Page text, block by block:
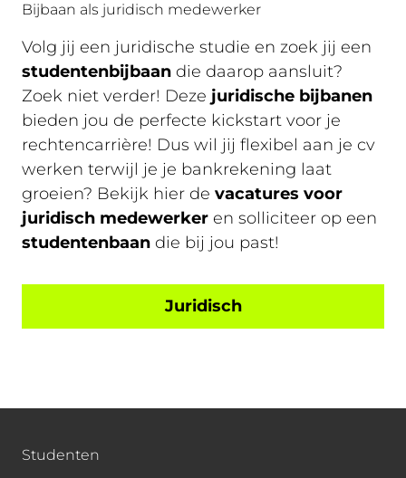
Bijbaan als juridisch medewerker
Volg jij een juridische studie en zoek jij een
studentenbijbaan die daarop aansluit?
Zoek niet verder! Deze juridische bijbanen
bieden jou de perfecte kickstart voor je
rechtencarrière! Dus wil jij flexibel aan je cv
werken terwijl je je bankrekening laat
groeien? Bekijk hier de vacatures voor
juridisch medewerker en solliciteer op een
studentenbaan die bij jou past!
Juridisch
Studenten